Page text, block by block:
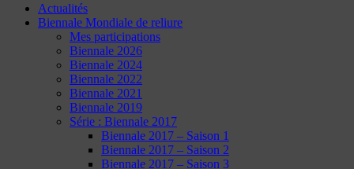
Actualités
Biennale Mondiale de reliure
Mes participations
Biennale 2026
Biennale 2024
Biennale 2022
Biennale 2021
Biennale 2019
Série : Biennale 2017
Biennale 2017 – Saison 1
Biennale 2017 – Saison 2
Biennale 2017 – Saison 3